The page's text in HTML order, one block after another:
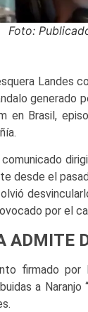
Foto:
Landes
generado
en Brasil,
desde el
por el
ADMITE
firmado por
a Naranjo